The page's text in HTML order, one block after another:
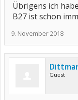
Übrigens ich
B27 ist schon
9. November 2018
Guest